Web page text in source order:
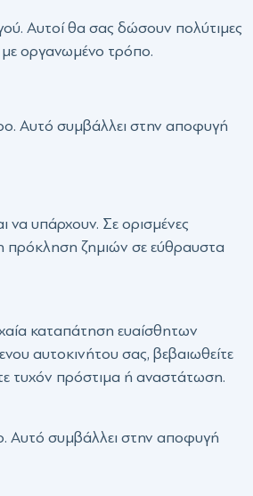
Αυτοί θα σας δώσουν πολύτιμες
με οργανωμένο τρόπο.
Αυτό συμβάλλει στην αποφυγή
να υπάρχουν. Σε ορισμένες
πρόκληση ζημιών σε εύθραυστα
καταπάτηση ευαίσθητων
αυτοκινήτου σας, βεβαιωθείτε
τυχόν πρόστιμα ή αναστάτωση.
Αυτό συμβάλλει στην αποφυγή